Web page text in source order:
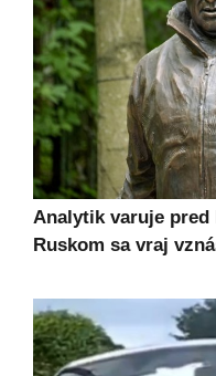
Analytik varuje pred
Ruskom sa vraj